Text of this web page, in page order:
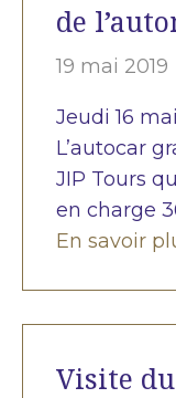
de
19 mai 2019
Jeudi 16
L’autocar
JIP Tours
en charge
En savoir
Visite